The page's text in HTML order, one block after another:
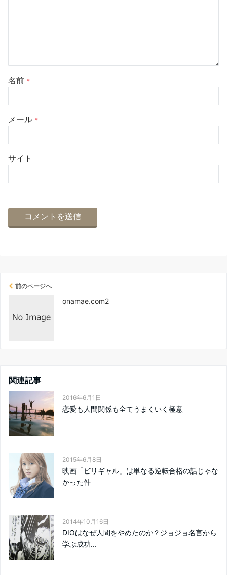
名前 *
メール *
サイト
前のページへ
onamae.com2
関連記事
2016年6月1日
恋愛も人間関係も全てうまくいく極意
2015年6月8日
映画「ビリギャル」は単なる逆転合格の話じゃな
かった件
2014年10月16日
DIOはなぜ人間をやめたのか？ジョジョ名言から
学ぶ成功...